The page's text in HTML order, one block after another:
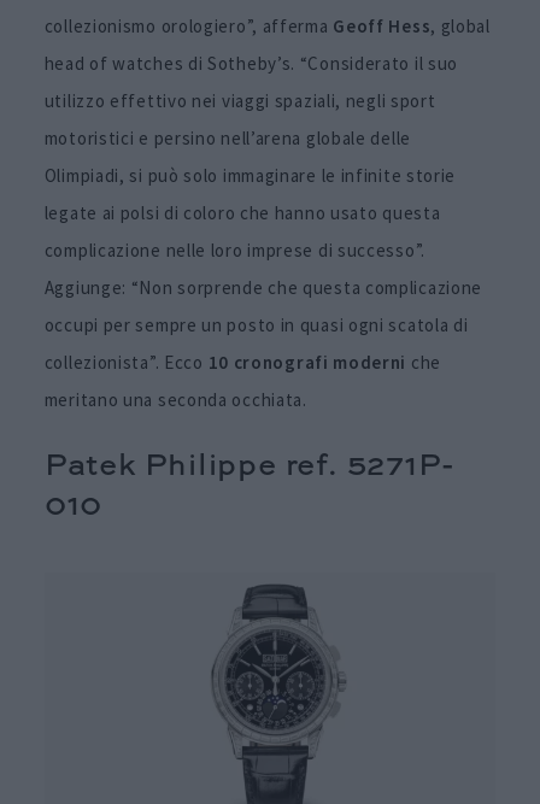
collezionismo orologiero”, afferma Geoff Hess, global
head of watches di Sotheby’s. “Considerato il suo
utilizzo effettivo nei viaggi spaziali, negli sport
motoristici e persino nell’arena globale delle
Olimpiadi, si può solo immaginare le infinite storie
legate ai polsi di coloro che hanno usato questa
complicazione nelle loro imprese di successo”.
Aggiunge: “Non sorprende che questa complicazione
occupi per sempre un posto in quasi ogni scatola di
collezionista”. Ecco 10 cronografi moderni che
meritano una seconda occhiata.
Patek Philippe ref. 5271P-
010